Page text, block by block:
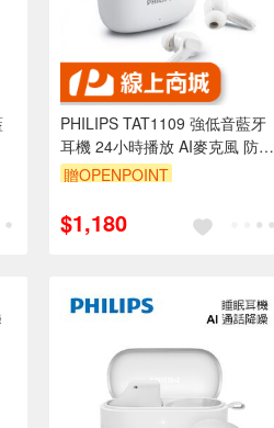
PHILIPS TAT1109 強低音藍牙
耳機 24小時播放 AI麥克風 防水
抗汗 黑/白
贈OPENPOINT
（運費不算在 2000 元的範圍
$1,180